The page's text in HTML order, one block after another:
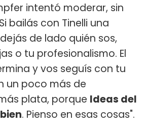
intentó moderar, sin
bailás con Tinelli una
de lado quién sos,
o tu profesionalismo. El
y vos seguís con tu
un poco más de
plata, porque Ideas del
. Pienso en esas cosas".